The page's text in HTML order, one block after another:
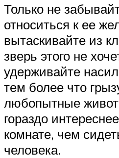
Только не
относиться к ее
вытаскивайте из
зверь этого не
удерживайте
тем более что
любопытные
гораздо
комнате, чем
человека.